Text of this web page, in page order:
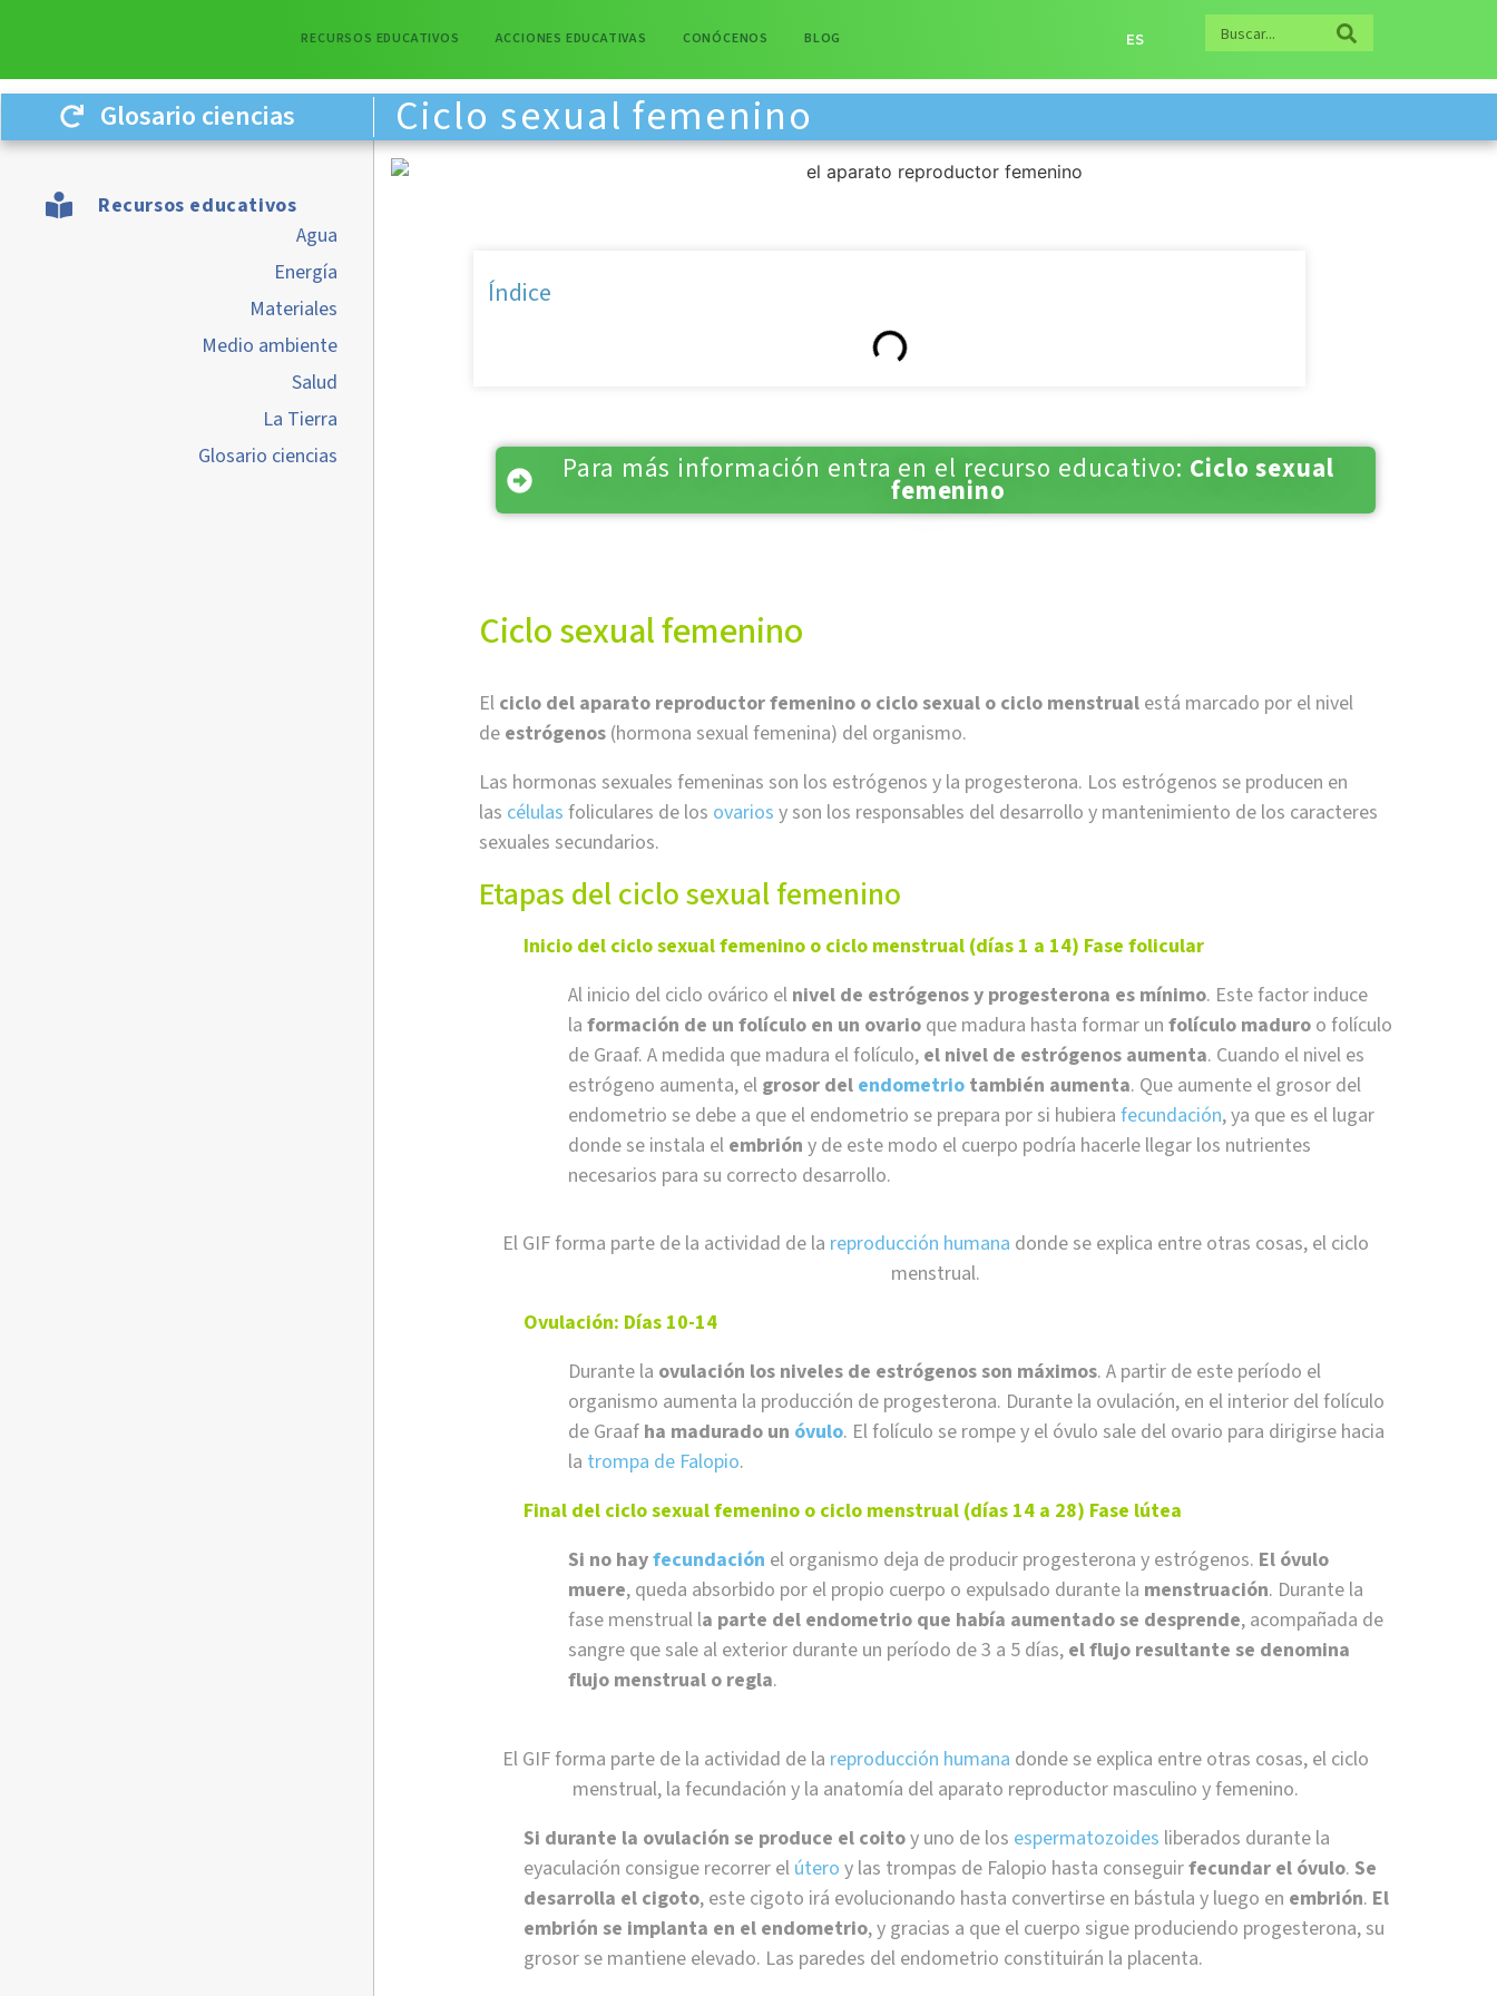
RECURSOS EDUCATIVOS ACCIONES EDUCATIVAS CONÓCENOS BLOG ES
Glosario ciencias Ciclo sexual femenino
Recursos educativos
Agua
Energía
Materiales
Medio ambiente
Salud
La Tierra
Glosario ciencias
Índice
Para más información entra en el recurso educativo: Ciclo sexual
femenino
Ciclo sexual femenino
El ciclo del aparato reproductor femenino o ciclo sexual o ciclo menstrual está marcado por el nivel
de estrógenos (hormona sexual femenina) del organismo.
Las hormonas sexuales femeninas son los estrógenos y la progesterona. Los estrógenos se producen en
las células foliculares de los ovarios y son los responsables del desarrollo y mantenimiento de los caracteres
sexuales secundarios.
Etapas del ciclo sexual femenino
Inicio del ciclo sexual femenino o ciclo menstrual (días 1 a 14) Fase folicular
Al inicio del ciclo ovárico el nivel de estrógenos y progesterona es mínimo. Este factor induce
la formación de un folículo en un ovario que madura hasta formar un folículo maduro o folículo
de Graaf. A medida que madura el folículo, el nivel de estrógenos aumenta. Cuando el nivel es
estrógeno aumenta, el grosor del endometrio también aumenta. Que aumente el grosor del
endometrio se debe a que el endometrio se prepara por si hubiera fecundación, ya que es el lugar
donde se instala el embrión y de este modo el cuerpo podría hacerle llegar los nutrientes
necesarios para su correcto desarrollo.
El GIF forma parte de la actividad de la reproducción humana donde se explica entre otras cosas, el ciclo
menstrual.
Ovulación: Días 10-14
Durante la ovulación los niveles de estrógenos son máximos. A partir de este período el
organismo aumenta la producción de progesterona. Durante la ovulación, en el interior del folículo
de Graaf ha madurado un óvulo. El folículo se rompe y el óvulo sale del ovario para dirigirse hacia
la trompa de Falopio.
Final del ciclo sexual femenino o ciclo menstrual (días 14 a 28) Fase lútea
Si no hayfecundación el organismo deja de producir progesterona y estrógenos. El óvulo
muere, queda absorbido por el propio cuerpo o expulsado durante la menstruación. Durante la
fase menstrual la parte del endometrio que había aumentado se desprende, acompañada de
sangre que sale al exterior durante un período de 3 a 5 días, el flujo resultante se denomina
flujo menstrual o regla.
El GIF forma parte de la actividad de la reproducción humana donde se explica entre otras cosas, el ciclo
menstrual, la fecundación y la anatomía del aparato reproductor masculino y femenino.
Si durante la ovulación se produce el coitoy uno de los espermatozoides liberados durante la
eyaculación consigue recorrer el útero y las trompas de Falopio hasta conseguirfecundar el óvulo. Se
desarrolla el cigoto, este cigoto irá evolucionando hasta convertirse en bástula y luego en embrión. El
embrión se implanta en el endometrio, y gracias a que el cuerpo sigue produciendo progesterona, su
grosor se mantiene elevado. Las paredes del endometrio constituirán la placenta.